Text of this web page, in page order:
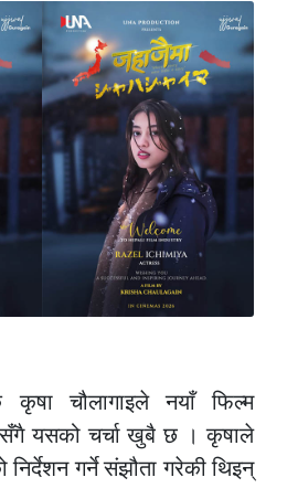
कृषा चौलागाइले नयाँ फिल्म
यसको चर्चा खुबै छ । कृषाले
निर्देशन गर्ने संझौता गरेकी थिइन्